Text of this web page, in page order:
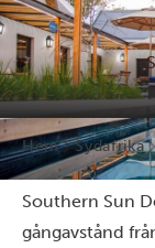
Hem Sydafrika
Southern Sun
gångavstånd